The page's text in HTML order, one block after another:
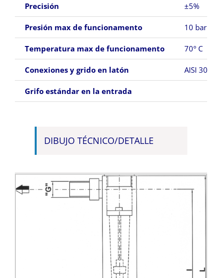
Precisión ±5%
Presión max de funcionamento 10 bar
Temperatura max de funcionamento 70° C
Conexiones y grido en latón AISI 304 o
Grifo estándar en la entrada
DIBUJO TÉCNICO/DETALLE